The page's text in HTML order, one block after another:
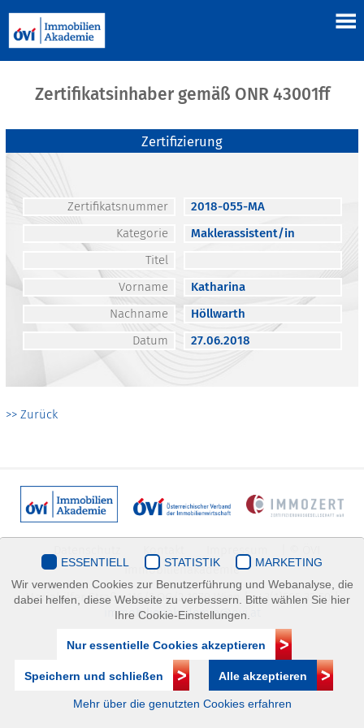
Zertifikatsinhaber gemäß ONR 43001ff
Zertifizierung
Zertifikatsnummer
2018-055-MA
Kategorie
Maklerassistent/in
Titel
Vorname
Katharina
Nachname
Höllwarth
Datum
27.06.2018
>> Zurück
Immobilienakademie
Mariahilfer Straße 116/2.OG/2 1070 Wien | +43(1)505 32 50 |
immobilienakademie@ovi.at
ESSENTIELL STATISTIK
MARKETING
Wir verwenden Cookies zur Benutzerführung und Webanalyse, die
dabei helfen, diese Webseite zu verbessern. Bitte wählen Sie hier
Ihre Cookie-Einstellungen.
Nur essentielle Cookies akzeptieren
Speichern und schließen Alle akzeptieren
Mehr über die genutzten Cookies erfahren